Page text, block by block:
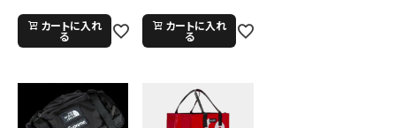
カートに入れ
る
カートに入れ
る